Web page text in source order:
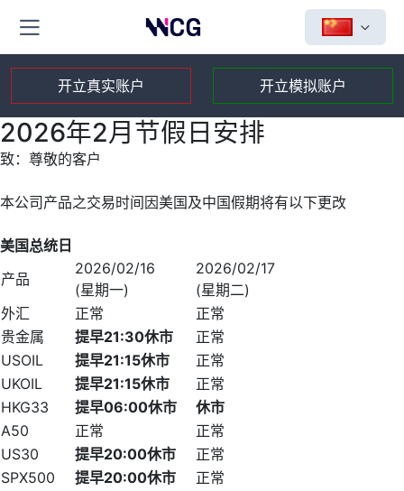
开立真实账户 开立模拟账户
2026年2月节假日安排
致：尊敬的客户
本公司产品之交易时间因美国及中国假期将有以下更改
美国总统日
产品
2026/02/16
(星期一)
2026/02/17
(星期二)
外汇
正常
正常
贵金属
提早21:30休市
正常
USOIL
提早21:15休市
正常
UKOIL
提早21:15休市
正常
HKG33
提早06:00休市
休市
A50
正常
正常
US30
提早20:00休市
正常
SPX500
提早20:00休市
正常